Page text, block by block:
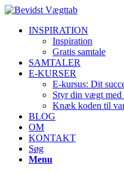
INSPIRATION
Inspiration
Gratis samtale
SAMTALER
E-KURSER
E-kursus: Dit
Styr din vægt med
Knæk koden til
BLOG
OM
KONTAKT
Søg
Menu